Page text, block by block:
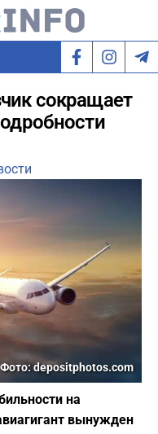
сокращает
Фото: depositphotos.com
на
вынужден